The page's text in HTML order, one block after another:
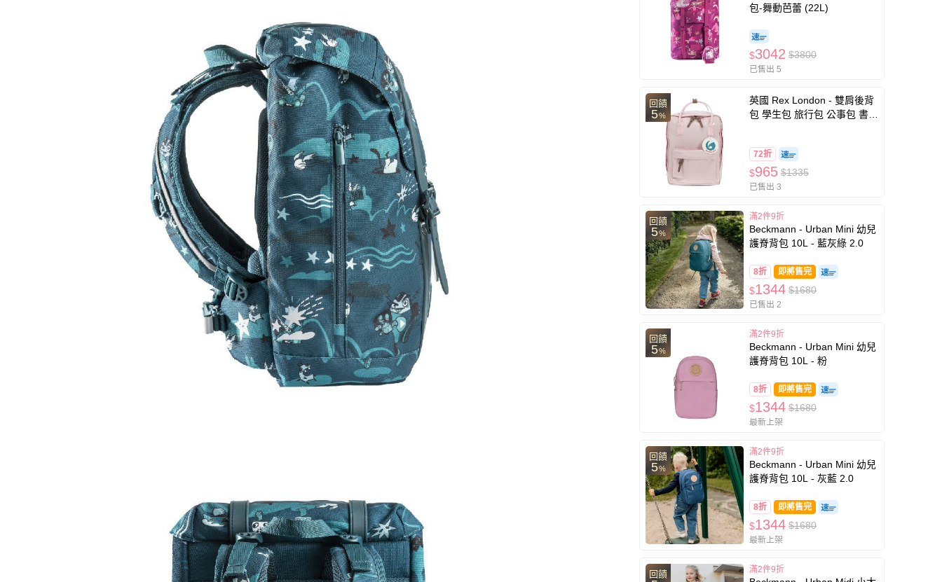
包-舞動芭蕾 (22L)
$3042 $3800
已售出 5
回饋
5%
英國 Rex London - 雙肩後背
包 學生包 旅行包 公事包 書
72折
$965 $1335
已售出 3
回饋
5%
滿2件9折
Beckmann - Urban Mini 幼兒
護脊背包 10L - 藍灰綠 2.0
8折 即將售完
$1344 $1680
已售出 2
回饋
5%
滿2件9折
Beckmann - Urban Mini 幼兒
護脊背包 10L - 粉
8折 即將售完
$1344 $1680
最新上架
回饋
5%
滿2件9折
Beckmann - Urban Mini 幼兒
護脊背包 10L - 灰藍 2.0
8折 即將售完
$1344 $1680
最新上架
回饋 滿2件9折